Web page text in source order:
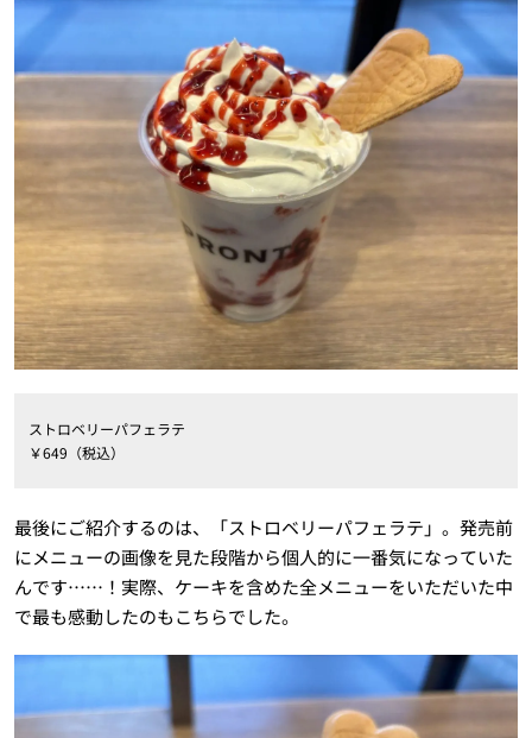
ストロベリーパフェラテ
￥649（税込）
最後にご紹介するのは、「ストロベリーパフェラテ」。発売前
にメニューの画像を見た段階から個人的に一番気になっていた
んです……！実際、ケーキを含めた全メニューをいただいた中
で最も感動したのもこちらでした。